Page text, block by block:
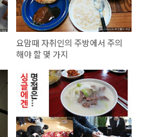
요맘때 자취인의 주방에서 주의
해야 할 몇 가지